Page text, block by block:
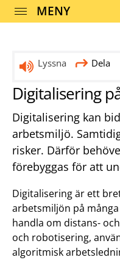
MENY
Lyssna Dela
Digitalisering
Digitalisering kan
arbetsmiljö.
risker. Därför
förebyggas för att
Digitalisering är ett
arbetsmiljön på
handla om distans-
och robotisering,
algoritmisk